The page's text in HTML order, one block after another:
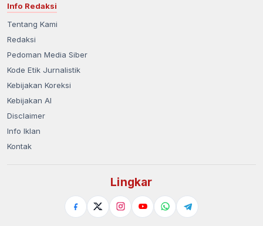
Info Redaksi
Tentang Kami
Redaksi
Pedoman Media Siber
Kode Etik Jurnalistik
Kebijakan Koreksi
Kebijakan AI
Disclaimer
Info Iklan
Kontak
Lingkar